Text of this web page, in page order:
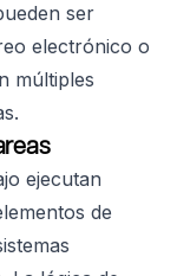
ser
electrónico o
múltiples
ejecutan
de